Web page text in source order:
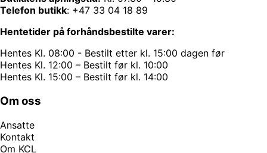
Telefon butikk: +47 33 04 18 89
Hentetider på forhåndsbestilte varer:
Hentes Kl. 08:00 - Bestilt etter kl. 15:00 dagen før
Hentes Kl. 12:00 – Bestilt før kl. 10:00
Hentes Kl. 15:00 – Bestilt før kl. 14:00
Om oss
Ansatte
Kontakt
Om KCL